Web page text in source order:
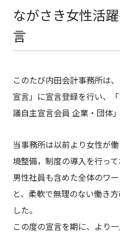
ながさき女性活
言
このたび内田会計事務所は
宣言」に宣言登録を行い、
議自主宣言会員 企業・団体
当事務所は以前より女性が
境整備，制度の導入を行っ
男性社員も含めた全体のワ
と、柔軟で無理のない働き
した。
この度の宣言を期に、より